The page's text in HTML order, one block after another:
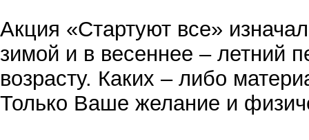
Акция «Стартуют все»
зимой и в весеннее – летний
возрасту. Каких – либо
Только Ваше желание и